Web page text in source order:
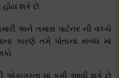
હોય શકે છે.
અને તમારા પાર્ટનર ની વચ્ચે
કારણે તમે પોતાના સબંધ માં
એકાગ્રતા માં કમી આવી શકે છે